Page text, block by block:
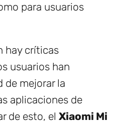
para usuarios
hay críticas
usuarios han
de mejorar la
aplicaciones de
de esto, el Xiaomi Mi